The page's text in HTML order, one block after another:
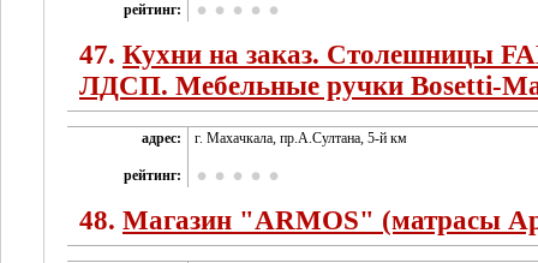
рейтинг:
47. Кухни на заказ. Столешницы
ЛДСП. Мебельные ручки Bosetti-
адрес: г. Махачкала, пр.А.Султана, 5-й км
рейтинг:
48. Магазин "ARMOS" (матрасы